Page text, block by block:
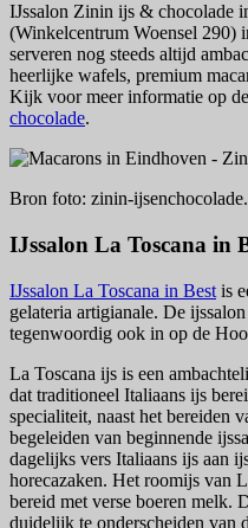
IJssalon Zinin ijs & chocolade
(Winkelcentrum Woensel 290)
serveren nog steeds altijd
heerlijke wafels, premium
Kijk voor meer informatie op de
chocolade.
Bron foto: zinin-
IJssalon La Toscana in
IJssalon La Toscana in Best is
gelateria artigianale. De
tegenwoordig ook in op de
La Toscana ijs is een
dat traditioneel Italiaans ijs
specialiteit, naast het bereiden
begeleiden van beginnende
dagelijks vers Italiaans ijs aan
horecazaken. Het roomijs van
bereid met verse boeren melk.
duidelijk te onderscheiden van